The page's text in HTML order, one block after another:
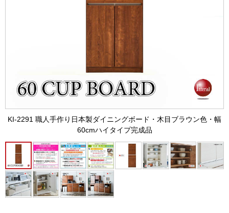
KI-2291 職人手作り日本製ダイニングボード・木目ブラウン色・幅
60cmハイタイプ完成品